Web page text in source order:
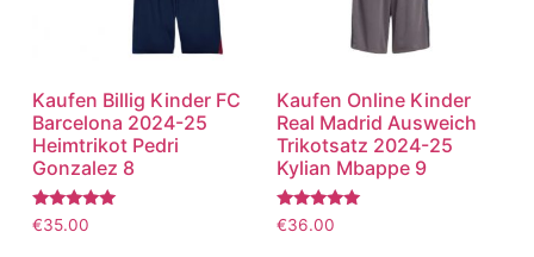
Kaufen Billig Kinder FC
Barcelona 2024-25
Heimtrikot Pedri
Gonzalez 8
Bewertet
mit
€35.00
Kaufen Online Kinder
Real Madrid Ausweich
Trikotsatz 2024-25
Kylian Mbappe 9
Bewertet
mit
€36.00